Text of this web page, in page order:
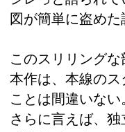
図が簡単に盗めた
このスリリング
本作は、本線の
ことは間違いない
さらに言えば、